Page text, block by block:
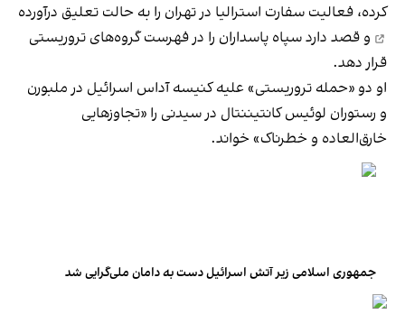
کرده، فعالیت سفارت استرالیا در تهران را به حالت تعلیق درآورده
و قصد دارد سپاه پاسداران را در فهرست گروه‌های تروریستی
قرار دهد.
او دو «حمله تروریستی» علیه کنیسه آداس اسرائیل در ملبورن
و رستوران لوئیس کانتیننتال در سیدنی را «تجاوزهایی
خارق‌العاده و خطرناک» خواند.
جمهوری اسلامی زیر آتش اسرائیل دست به دامان ملی‌گرایی شد